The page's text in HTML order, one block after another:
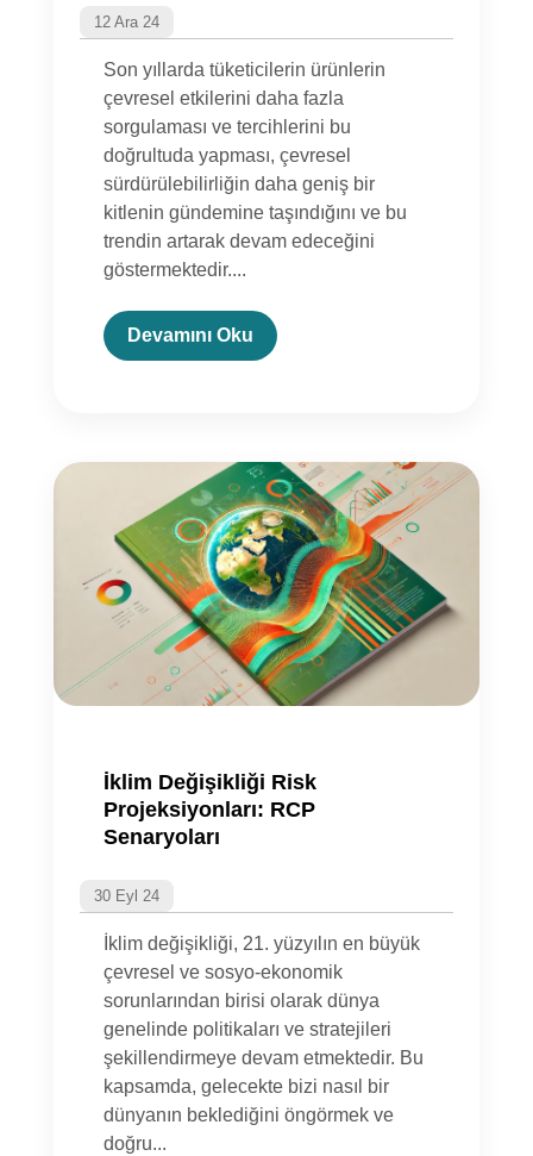
12 Ara 24
Son yıllarda tüketicilerin ürünlerin
çevresel etkilerini daha fazla
sorgulaması ve tercihlerini bu
doğrultuda yapması, çevresel
sürdürülebilirliğin daha geniş bir
kitlenin gündemine taşındığını ve bu
trendin artarak devam edeceğini
göstermektedir....
Devamını Oku
İklim Değişikliği Risk
Projeksiyonları: RCP
Senaryoları
30 Eyl 24
İklim değişikliği, 21. yüzyılın en büyük
çevresel ve sosyo-ekonomik
sorunlarından birisi olarak dünya
genelinde politikaları ve stratejileri
şekillendirmeye devam etmektedir. Bu
kapsamda, gelecekte bizi nasıl bir
dünyanın beklediğini öngörmek ve
doğru...